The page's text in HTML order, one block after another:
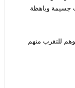
جسيمة وباهظة
للتقرب منهم